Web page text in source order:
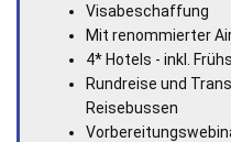
Visabeschaffung
Mit renommierter
4* Hotels - inkl.
Rundreise und
Reisebussen